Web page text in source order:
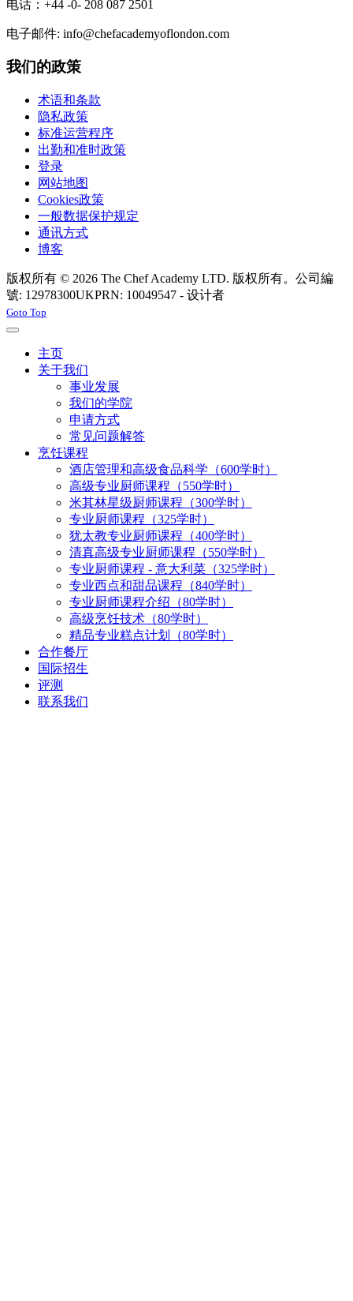
电话：+44 -0- 208 087 2501
电子邮件: info@chefacademyoflondon.com
我们的政策
术语和条款
隐私政策
标准运营程序
出勤和准时政策
登录
网站地图
Cookies政策
一般数据保护规定
通讯方式
博客
版权所有 © 2026 The Chef Academy LTD. 版权所有。公司編
號: 12978300UKPRN: 10049547 - 设计者
Joomla! 3 Templates
Goto Top
主页
关于我们
事业发展
我们的学院
申请方式
常见问题解答
烹饪课程
酒店管理和高级食品科学（600学时）
高级专业厨师课程（550学时）
米其林星级厨师课程（300学时）
专业厨师课程（325学时）
犹太教专业厨师课程（400学时）
清真高级专业厨师课程（550学时）
专业厨师课程 - 意大利菜（325学时）
专业西点和甜品课程（840学时）
专业厨师课程介绍（80学时）
高级烹饪技术（80学时）
精品专业糕点计划（80学时）
合作餐厅
国际招生
评测
联系我们